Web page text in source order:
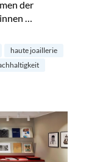
der
…
haute joaillerie